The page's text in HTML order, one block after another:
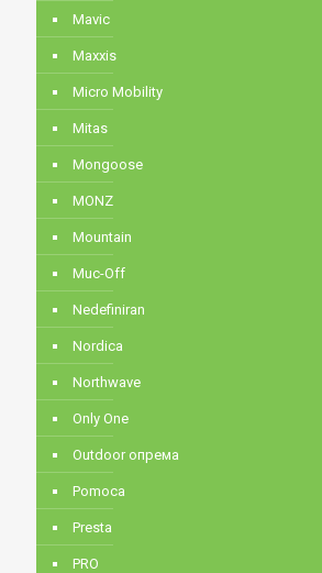
Mavic
Maxxis
Micro Mobility
Mitas
Mongoose
MONZ
Mountain
Muc-Off
Nedefiniran
Nordica
Northwave
Only One
Outdoor опрема
Pomoca
Presta
PRO